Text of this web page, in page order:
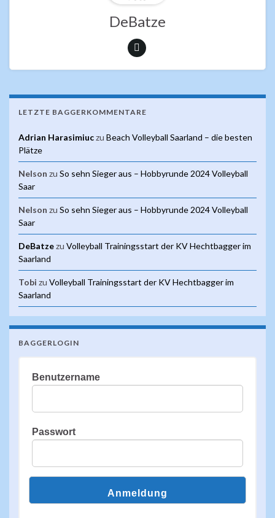
DeBatze
LETZTE BAGGERKOMMENTARE
Adrian Harasimiuczu Beach Volleyball Saarland – die besten
Plätze
Nelson zu So sehn Sieger aus – Hobbyrunde 2024 Volleyball
Saar
Nelson zu So sehn Sieger aus – Hobbyrunde 2024 Volleyball
Saar
DeBatzezu Volleyball Trainingsstart der KV Hechtbagger im
Saarland
Tobi zu Volleyball Trainingsstart der KV Hechtbagger im
Saarland
BAGGERLOGIN
Benutzername
Passwort